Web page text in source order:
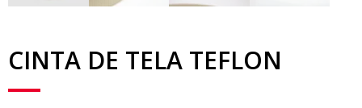
CINTA DE TELA TEFLON